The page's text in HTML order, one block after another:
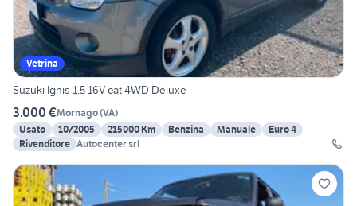
Vetrina
Suzuki Ignis 1.5 16V cat 4WD Deluxe
3.000 €Mornago(VA)
Usato
10/2005 215000 Km Benzina Manuale
Euro 4
Rivenditore Autocenter srl